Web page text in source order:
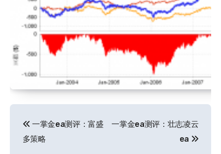
章
一掌金ea测评：富盛
多策略
一掌金ea测评：壮志凌云
ea